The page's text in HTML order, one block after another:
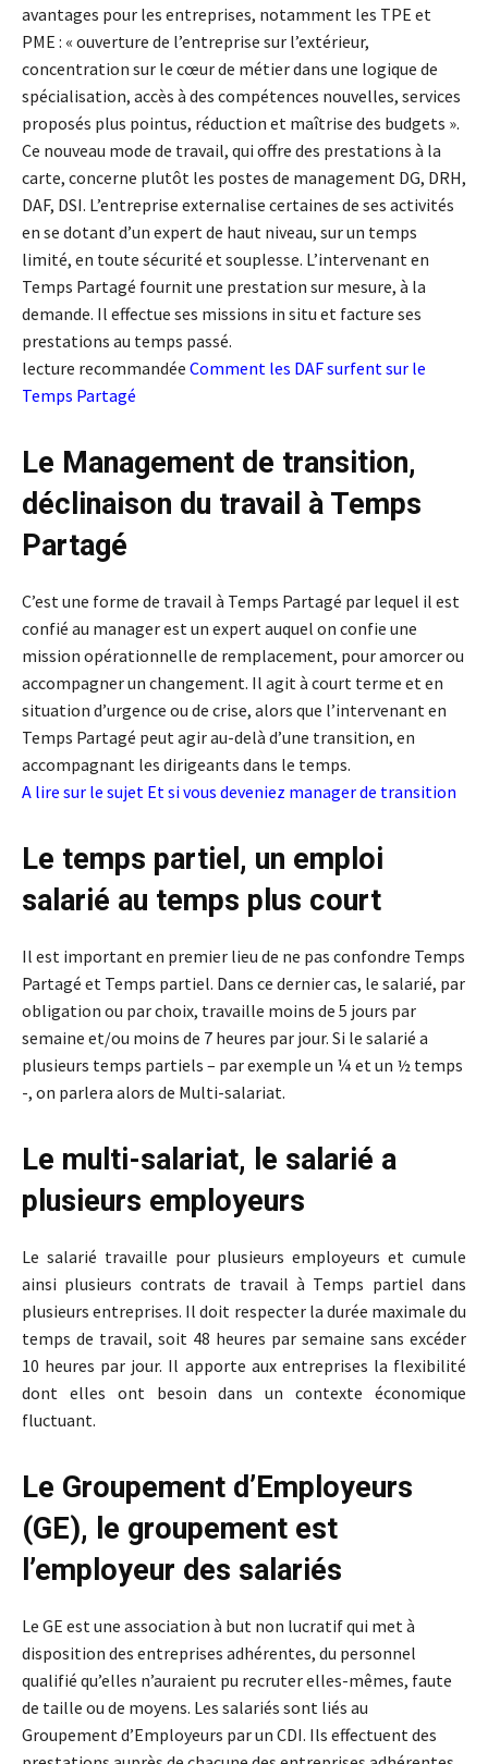
avantages pour les entreprises, notamment les TPE et
PME : « ouverture de l’entreprise sur l’extérieur,
concentration sur le cœur de métier dans une logique de
spécialisation, accès à des compétences nouvelles, services
proposés plus pointus, réduction et maîtrise des budgets ».
Ce nouveau mode de travail, qui offre des prestations à la
carte, concerne plutôt les postes de management DG, DRH,
DAF, DSI. L’entreprise externalise certaines de ses activités
en se dotant d’un expert de haut niveau, sur un temps
limité, en toute sécurité et souplesse. L’intervenant en
Temps Partagé fournit une prestation sur mesure, à la
demande. Il effectue ses missions in situ et facture ses
prestations au temps passé.
lecture recommandée Comment les DAF surfent sur le
Temps Partagé
Le Management de transition,
déclinaison du travail à Temps
Partagé
C’est une forme de travail à Temps Partagé par lequel il est
confié au manager est un expert auquel on confie une
mission opérationnelle de remplacement, pour amorcer ou
accompagner un changement. Il agit à court terme et en
situation d’urgence ou de crise, alors que l’intervenant en
Temps Partagé peut agir au-delà d’une transition, en
accompagnant les dirigeants dans le temps.
A lire sur le sujet Et si vous deveniez manager de transition
Le temps partiel, un emploi
salarié au temps plus court
Il est important en premier lieu de ne pas confondre Temps
Partagé et Temps partiel. Dans ce dernier cas, le salarié, par
obligation ou par choix, travaille moins de 5 jours par
semaine et/ou moins de 7 heures par jour. Si le salarié a
plusieurs temps partiels – par exemple un ¼ et un ½ temps
-, on parlera alors de Multi-salariat.
Le multi-salariat, le salarié a
plusieurs employeurs
Le salarié travaille pour plusieurs employeurs et cumule
ainsi plusieurs contrats de travail à Temps partiel dans
plusieurs entreprises. Il doit respecter la durée maximale du
temps de travail, soit 48 heures par semaine sans excéder
10 heures par jour. Il apporte aux entreprises la flexibilité
dont elles ont besoin dans un contexte économique
fluctuant.
Le Groupement d’Employeurs
(GE), le groupement est
l’employeur des salariés
Le GE est une association à but non lucratif qui met à
disposition des entreprises adhérentes, du personnel
qualifié qu’elles n’auraient pu recruter elles-mêmes, faute
de taille ou de moyens. Les salariés sont liés au
Groupement d’Employeurs par un CDI. Ils effectuent des